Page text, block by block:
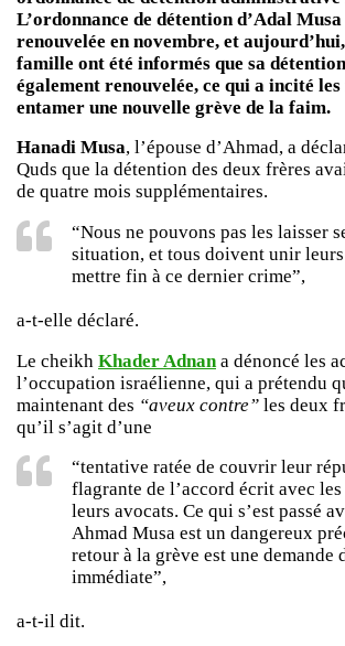
L’ordonnance de détention d’Adal Musa
renouvelée en novembre, et
famille ont été informés que sa
également renouvelée, ce qui a incité
entamer une nouvelle grève de la faim.
Hanadi Musa, l’épouse d’Ahmad, a
Quds que la détention des deux frères
de quatre mois supplémentaires.
“Nous ne pouvons pas les laisser
situation, et tous doivent unir
mettre fin à ce dernier crime”,
a-t-elle déclaré.
Le cheikh Khader Adnan a dénoncé les
l’occupation israélienne, qui a prétendu
maintenant des “aveux contre” les deux
qu’il s’agit d’une
“tentative ratée de couvrir leur
flagrante de l’accord écrit avec
leurs avocats. Ce qui s’est passé
Ahmad Musa est un dangereux
retour à la grève est une demande
immédiate”,
a-t-il dit.